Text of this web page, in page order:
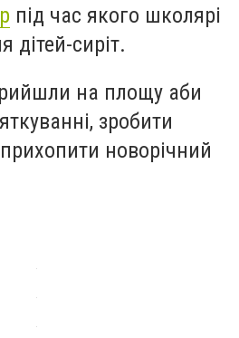
під час якого школярі
дітей-сиріт.
на площу аби
зробити
новорічний